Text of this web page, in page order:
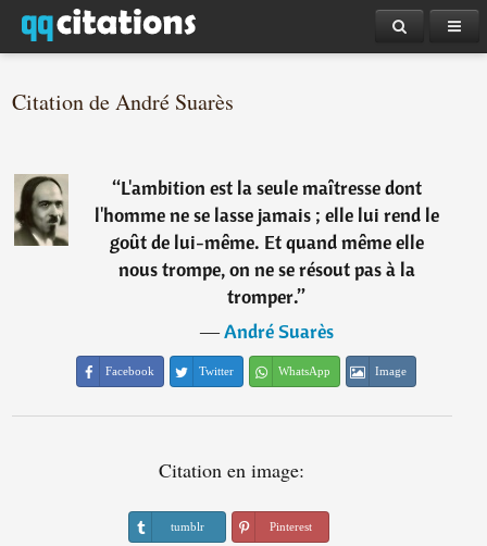
Citation de André Suarès
“L'ambition est la seule maîtresse dont
l'homme ne se lasse jamais ; elle lui rend le
goût de lui-même. Et quand même elle
nous trompe, on ne se résout pas à la
tromper.”
―André Suarès
Facebook Twitter WhatsApp Image
Citation en image:
tumblr Pinterest